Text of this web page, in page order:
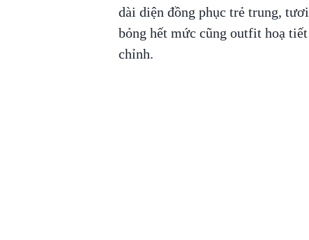
dài diện đồng phục trẻ trung,
bỏng hết mức cũng outfit hoạ
chỉnh.